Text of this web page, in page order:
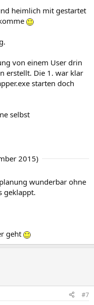
heimlich mit gestartet
von einem User drin
erstellt. Die 1. war klar
starten doch
selbst
2015)
wunderbar ohne
geklappt.
geht
#7